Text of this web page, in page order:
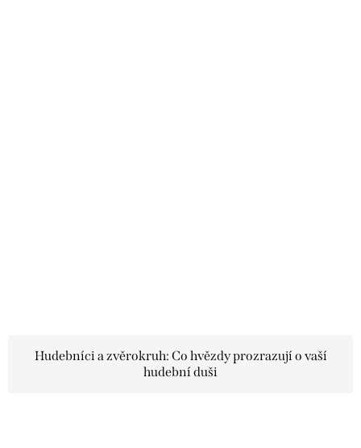
Hudebníci a zvěrokruh: Co hvězdy prozrazují o vaší
hudební duši